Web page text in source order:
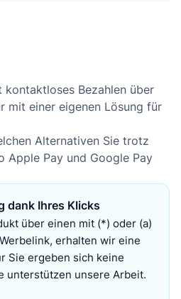
kontaktloses Bezahlen über
mit einer eigenen Lösung für
Alternativen Sie trotz
Apple Pay und Google Pay
dank Ihres Klicks
über einen mit (*) oder (a)
erhalten wir eine
Sie ergeben sich keine
unterstützen unsere Arbeit.